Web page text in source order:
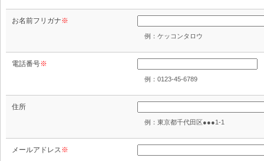
お名前フリガナ※
例：ケッコンタロウ
電話番号※
例：0123-45-6789
住所
例：東京都千代田区●●●1-1
メールアドレス※